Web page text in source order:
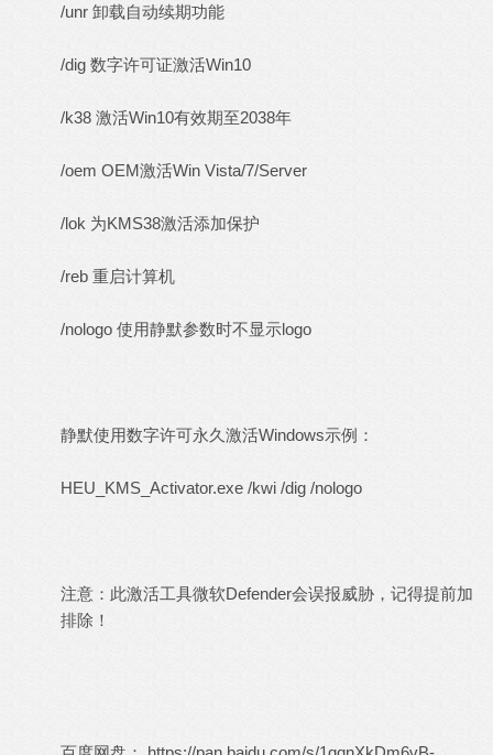
/unr 卸载自动续期功能
/dig 数字许可证激活Win10
/k38 激活Win10有效期至2038年
/oem OEM激活Win Vista/7/Server
/lok 为KMS38激活添加保护
/reb 重启计算机
/nologo 使用静默参数时不显示logo
静默使用数字许可永久激活Windows示例：
HEU_KMS_Activator.exe /kwi /dig /nologo
注意：此激活工具微软Defender会误报威胁，记得提前加
排除！